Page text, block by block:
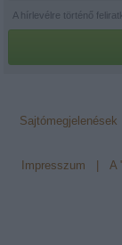
A hírlevélre történő
Sajtómegjelenések
Impresszum A